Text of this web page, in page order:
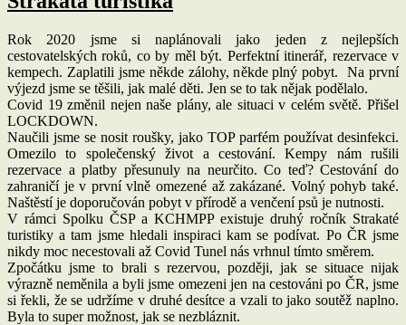
Rok 2020 jsme si naplánovali jako jeden z nejlepších
cestovatelských roků, co by měl být. Perfektní itinerář, rezervace v
kempech. Zaplatili jsme někde zálohy, někde plný pobyt. Na první
výjezd jsme se těšili, jak malé děti. Jen se to tak nějak podělalo.
Covid 19 změnil nejen naše plány, ale situaci v celém světě. Přišel
LOCKDOWN.
Naučili jsme se nosit roušky, jako TOP parfém používat desinfekci.
Omezilo to společenský život a cestování. Kempy nám rušili
rezervace a platby přesunuly na neurčito. Co teď? Cestování do
zahraničí je v první vlně omezené až zakázané. Volný pohyb také.
Naštěstí je doporučován pobyt v přírodě a venčení psů je nutnosti.
V rámci Spolku ČSP a KCHMPP existuje druhý ročník Strakaté
turistiky a tam jsme hledali inspiraci kam se podívat. Po ČR jsme
nikdy moc necestovali až Covid Tunel nás vrhnul tímto směrem.
Zpočátku jsme to brali s rezervou, později, jak se situace nijak
výrazně neměnila a byli jsme omezeni jen na cestováni po ČR, jsme
si řekli, že se udržíme v druhé desítce a vzali to jako soutěž naplno.
Byla to super možnost, jak se nezbláznit.